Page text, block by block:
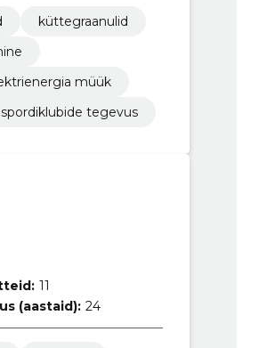
küttegraanulid
müük
spordiklubide tegevus
11
(aastaid): 24